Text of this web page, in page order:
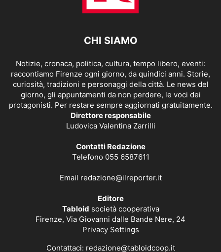
CHI SIAMO
Notizie, cronaca, politica, cultura, tempo libero, eventi:
raccontiamo Firenze ogni giorno, da quindici anni. Storie,
curiosità, tradizioni e personaggi della città. Le news del
giorno, gli appuntamenti da non perdere, le voci dei
protagonisti. Per restare sempre aggiornati gratuitamente.
Direttore responsabile
Ludovica Valentina Zarrilli
Contatti Redazione
Telefono 055 6587611
Email redazione@ilreporter.it
Editore
Tabloid società cooperativa
Firenze, Via Giovanni dalle Bande Nere, 24
Privacy Settings
Contattaci: redazione@tabloidcoop.it